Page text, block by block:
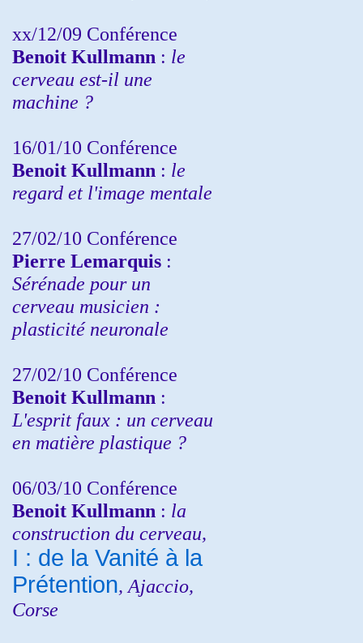
xx/12/09 Conférence
Benoit Kullmann : le
cerveau est-il une
machine ?
16/01/10 Conférence
Benoit Kullmann : le
regard et l'image mentale
27/02/10 Conférence
Pierre Lemarquis :
Sérénade pour un
cerveau musicien :
plasticité neuronale
27/02/10 Conférence
Benoit Kullmann :
L'esprit faux : un cerveau
en matière plastique ?
06/03/10 Conférence
Benoit Kullmann : la
construction du cerveau,
I : de la Vanité à la
Prétention, Ajaccio,
Corse